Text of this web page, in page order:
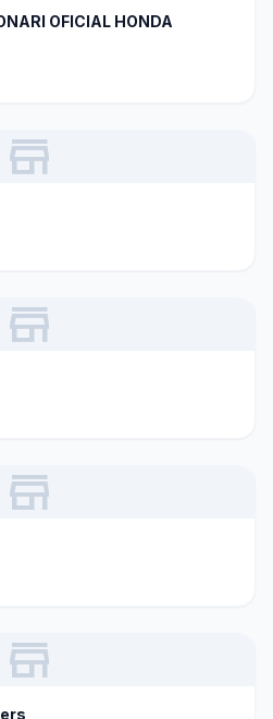
OFICIAL HONDA
store
store
store
store